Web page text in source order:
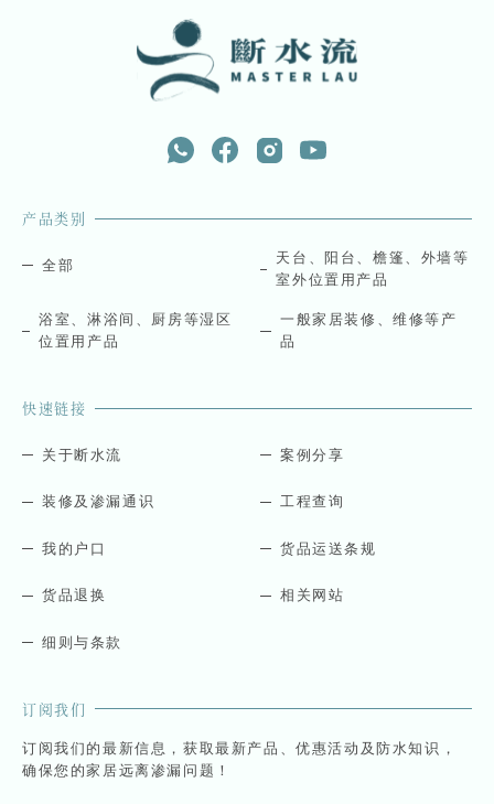
产品类别
全部
天台、阳台、檐篷、外墙等
室外位置用产品
浴室、淋浴间、厨房等湿区
位置用产品
一般家居装修、维修等产
品
快速链接
关于断水流 案例分享
装修及渗漏通识 工程查询
我的户口 货品运送条规
货品退换 相关网站
细则与条款
订阅我们
订阅我们的最新信息，获取最新产品、优惠活动及防水知识，
确保您的家居远离渗漏问题！